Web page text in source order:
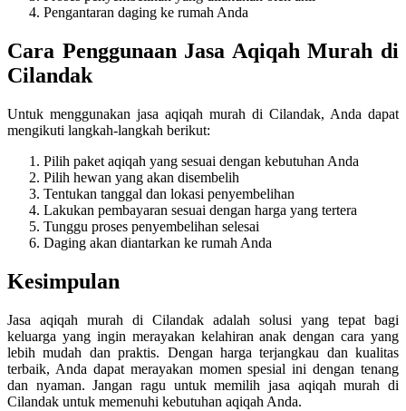
Pengantaran daging ke rumah Anda
Cara Penggunaan Jasa Aqiqah Murah di
Cilandak
Untuk menggunakan jasa aqiqah murah di Cilandak, Anda dapat
mengikuti langkah-langkah berikut:
Pilih paket aqiqah yang sesuai dengan kebutuhan Anda
Pilih hewan yang akan disembelih
Tentukan tanggal dan lokasi penyembelihan
Lakukan pembayaran sesuai dengan harga yang tertera
Tunggu proses penyembelihan selesai
Daging akan diantarkan ke rumah Anda
Kesimpulan
Jasa aqiqah murah di Cilandak adalah solusi yang tepat bagi
keluarga yang ingin merayakan kelahiran anak dengan cara yang
lebih mudah dan praktis. Dengan harga terjangkau dan kualitas
terbaik, Anda dapat merayakan momen spesial ini dengan tenang
dan nyaman. Jangan ragu untuk memilih jasa aqiqah murah di
Cilandak untuk memenuhi kebutuhan aqiqah Anda.